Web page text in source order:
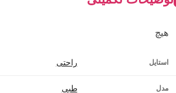
هیچ
استایل راحتی
مدل طبی